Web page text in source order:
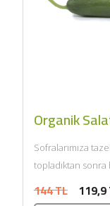
Organik
Sofralarımıza
topladıktan sonra
144 TL 119,9